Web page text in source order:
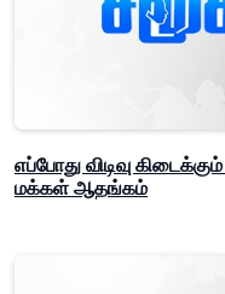
எப்போது விடிவு
மக்கள் ஆதங்கம்